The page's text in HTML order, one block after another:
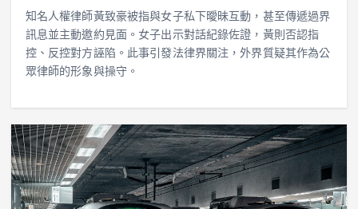
知名人權律師黃致豪被指與女子私下曖昧互動，甚至傳遞過界
訊息並主動邀約見面。女子出示對話紀錄佐證，黃則否認指
控、反控對方誣陷。此事引發法律界關注，外界質疑其作為公
眾律師的形象與操守。